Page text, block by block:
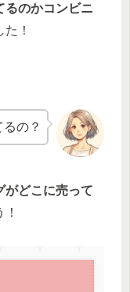
るのかコンビニ
！
の？
がどこに売って